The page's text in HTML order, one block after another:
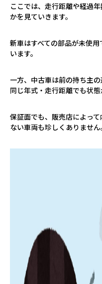
ここでは、走行距離や経過
かを見ていきます。
新車はすべての部品が未使
います。
一方、中古車は前の持ち主の
同じ年式・走行距離でも状態
保証面でも、販売店によっ
ない車両も珍しくありません